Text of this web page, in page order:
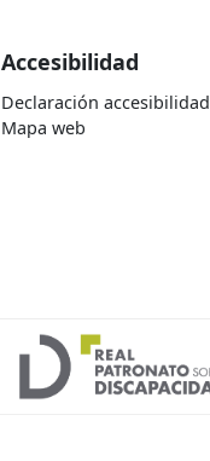
Accesibilidad
Declaración accesibilidad
Mapa web